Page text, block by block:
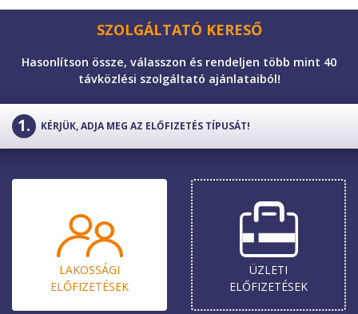
SZOLGÁLTATÓ KERESŐ
Hasonlítson össze, válasszon és rendeljen több mint 40
távközlési szolgáltató ajánlataiból!
KÉRJÜK, ADJA MEG AZ ELŐFIZETÉS TÍPUSÁT!
LAKOSSÁGI
ELŐ­FIZETÉSEK
ÜZLETI
ELŐ­FIZETÉSEK